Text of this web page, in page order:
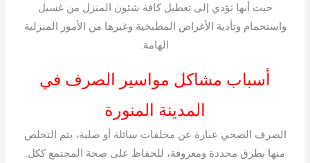
حيث أنها تؤدي إلى تعطيل كافة شئون المنزل من غسيل
واستحمام وتأدية الأغراض المطبخية وغيرها من الأمور المنزلية
الهامة.
أسباب مشاكل مواسير الصرف في
المدينة المنورة
الصرف الصحي عبارة عن مخلفات سائلة أو صلبة، يتم التخلص
منها بطرق محددة ومعروفة، للحفاظ على صحة المجتمع ككل.